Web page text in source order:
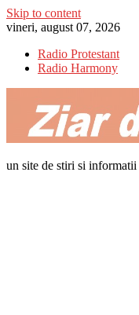
Skip to content
vineri, august 07, 2026
Radio Protestant
Radio Harmony
un site de stiri si informatii